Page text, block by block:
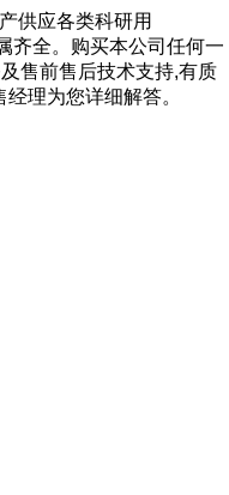
供应各类科研用
齐全。购买本公司任何一
售前售后技术支持,有质
理为您详细解答。